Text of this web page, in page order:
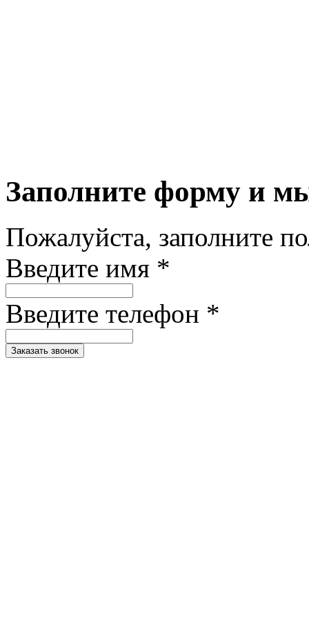
Заполните форму и
Пожалуйста, заполните
Введите имя *
Введите телефон *